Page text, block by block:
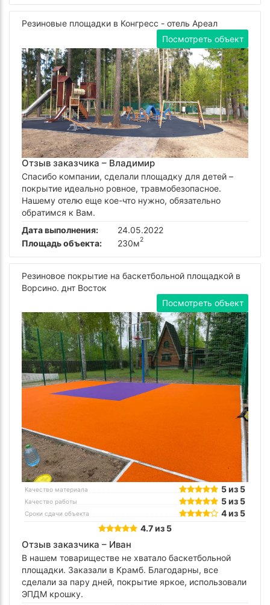
Резиновые площадки в Конгресс - отель Ареал
Посмотреть объект
Отзыв заказчика – Владимир
Спасибо компании, сделали площадку для детей –
покрытие идеально ровное, травмобезопасное.
Нашему отелю еще кое-что нужно, обязательно
обратимся к Вам.
Дата выполнения:
24.05.2022
Площадь объекта:
230м2
Резиновое покрытие на баскетбольной площадкой в
Ворсино. днт Восток
Посмотреть объект
Качество материала 5 из 5
Качество работы 5 из 5
Сроки сдачи объекта
4 из 5
4.7 из 5
Отзыв заказчика – Иван
В нашем товариществе не хватало баскетбольной
площадки. Заказали в Крамб. Благодарны, все
сделали за пару дней, покрытие яркое, использовали
ЭПДМ крошку.